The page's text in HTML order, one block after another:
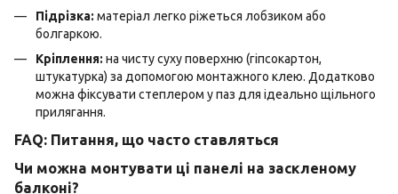
Підрізка: матеріал легко ріжеться лобзиком або
болгаркою.
Кріплення: на чисту суху поверхню (гіпсокартон,
штукатурка) за допомогою монтажного клею. Додатково
можна фіксувати степлером у паз для ідеально щільного
прилягання.
FAQ: Питання, що часто ставляться
Чи можна монтувати ці панелі на заскленому
балконі?